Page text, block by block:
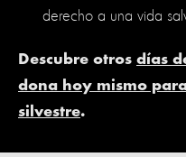
derecho a una vida
Descubre otros días
dona hoy mismo
silvestre.